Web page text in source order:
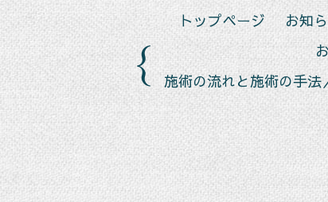
トップページ お知
施術の流れと施術の手